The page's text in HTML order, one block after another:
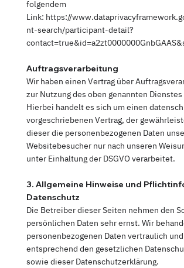
folgendem
Link: https://
nt-search/participant-detail?
Auftragsverarbeitung
Wir haben einen Vertrag über
zur Nutzung des oben genannten
Hierbei handelt es sich um einen
vorgeschriebenen Vertrag, der
dieser die personenbezogenen Daten
Websitebesucher nur nach unseren
unter Einhaltung der DSGVO verarbeitet.
3. Allgemeine Hinweise und
Datenschutz
Die Betreiber dieser Seiten nehmen den
persönlichen Daten sehr ernst. Wir
personenbezogenen Daten vertraulich und
entsprechend den gesetzlichen
sowie dieser Datenschutzerklärung.